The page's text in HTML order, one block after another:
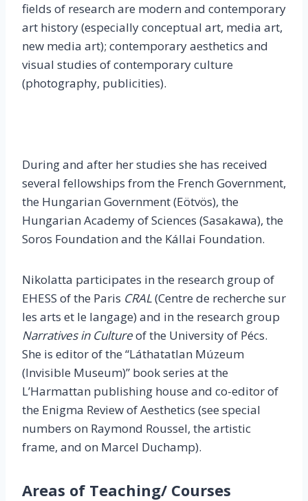
fields of research are modern and contemporary
art history (especially conceptual art, media art,
new media art); contemporary aesthetics and
visual studies of contemporary culture
(photography, publicities).
During and after her studies she has received
several fellowships from the French Government,
the Hungarian Government (Eötvös), the
Hungarian Academy of Sciences (Sasakawa), the
Soros Foundation and the Kállai Foundation.
Nikolatta participates in the research group of
EHESS of the Paris CRAL(Centre de recherche sur
les arts et le langage) and in the research group
Narratives in Cultureof the University of Pécs.
She is editor of the “Láthatatlan Múzeum
(Invisible Museum)” book series at the
L’Harmattan publishing house and co-editor of
the Enigma Review of Aesthetics (see special
numbers on Raymond Roussel, the artistic
frame, and on Marcel Duchamp).
Areas of Teaching/ Courses